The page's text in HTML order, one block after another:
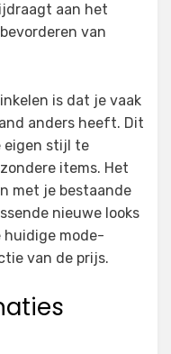
aan het
van
is dat je vaak
anders heeft. Dit
eigen stijl te
items. Het
met je bestaande
nieuwe looks
huidige mode-
van de prijs.